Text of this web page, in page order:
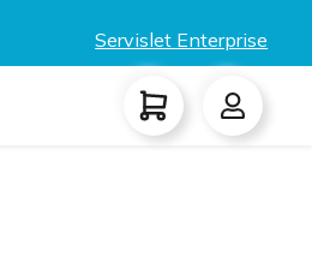
Servislet Enterprise